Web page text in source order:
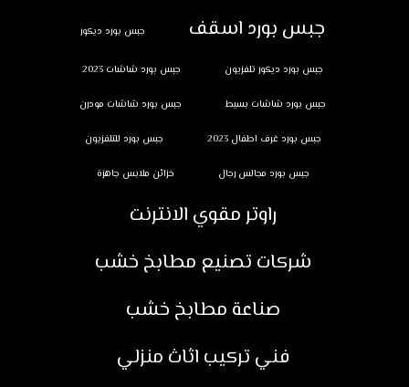
جبس بورد اسقف جبس بورد ديكور
جبس بورد ديكور تلفزيون جبس بورد شاشات 2023
جبس بورد شاشات بسيط جبس بورد شاشات مودرن
جبس بورد غرف اطفال 2023 جبس بورد للتلفزيون
جبس بورد مجالس رجال خزائن ملابس جاهزة
راوتر مقوي الانترنت
شركات تصنيع مطابخ خشب
صناعة مطابخ خشب
فني تركيب اثاث منزلي